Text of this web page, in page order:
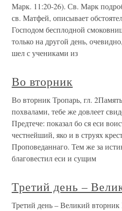
Марк. 11:20-26). Св. Марк
св. Матфей, описывает
Господом бесплодной
только на другой день,
шел с учениками из
Во вторник
Во вторник Тропарь, гл.
похвалами, тебе же довлеет
Предтече: показал бо ся еси
честнейший, яко и в струях
Проповеданнаго. Тем же за
благовестил еси и сущим
Третий день –
Третий день – Великий